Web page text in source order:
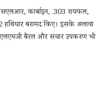
कार्बाइन, .303 रायफल,
बरामद किए। इसके अलावा
एलएमजी बैरल और संचार उपकरण भी